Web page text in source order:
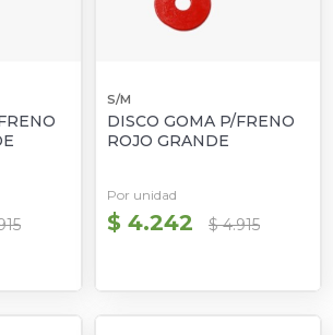
S/M
DISCO GOMA P/FRENO
ROJO GRANDE
Por unidad
$ 4.242 $ 4.915